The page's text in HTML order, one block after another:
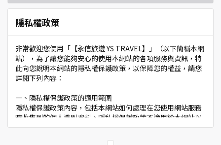
隱私權政策
非常歡迎您使用「【永信旅遊 YS TRAVEL】」（以下簡稱本網
站），為了讓您能夠安心的使用本網站的各項服務與資訊，特
此向您說明本網站的隱私權保護政策，以保障您的權益，請您
詳閱下列內容：
一、隱私權保護政策的適用範圍
隱私權保護政策內容，包括本網站如何處理在您使用網站服務
時收集到的個人識別資料。隱私權保護政策不適用於本網站以
外的相關連結網站，也不適用於非本網站所委託或參與管理的